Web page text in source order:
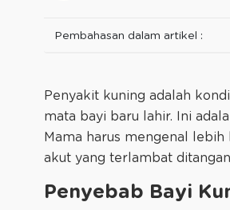
Pembahasan dalam artikel :
Penyakit kuning adalah
mata bayi baru lahir. Ini
Mama harus mengenal
akut yang terlambat
Penyebab Bayi